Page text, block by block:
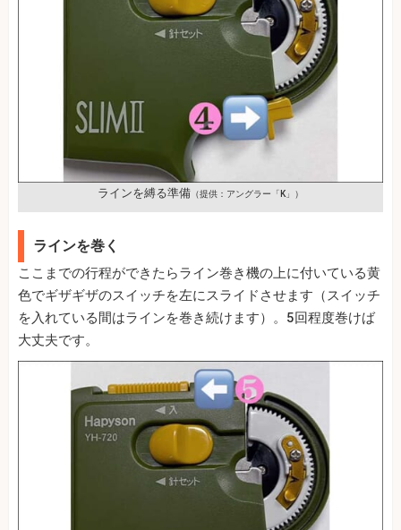
ラインを縛る準備 （提供：アングラー「K」）
ラインを巻く
ここまでの行程ができたらライン巻き機の上に付いている黄
色でギザギザのスイッチを左にスライドさせます（スイッチ
を入れている間はラインを巻き続けます）。5回程度巻けば
大丈夫です。